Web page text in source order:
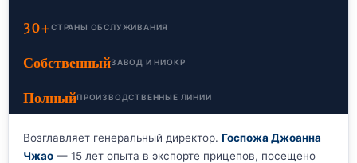
30+СТРАНЫ ОБСЛУЖИВАНИЯ
СобственныйЗАВОД И НИОКР
ПолныйПРОИЗВОДСТВЕННЫЕ ЛИНИИ
Возглавляет генеральный директор. Госпожа Джоанна
Чжао — 15 лет опыта в экспорте прицепов, посещено